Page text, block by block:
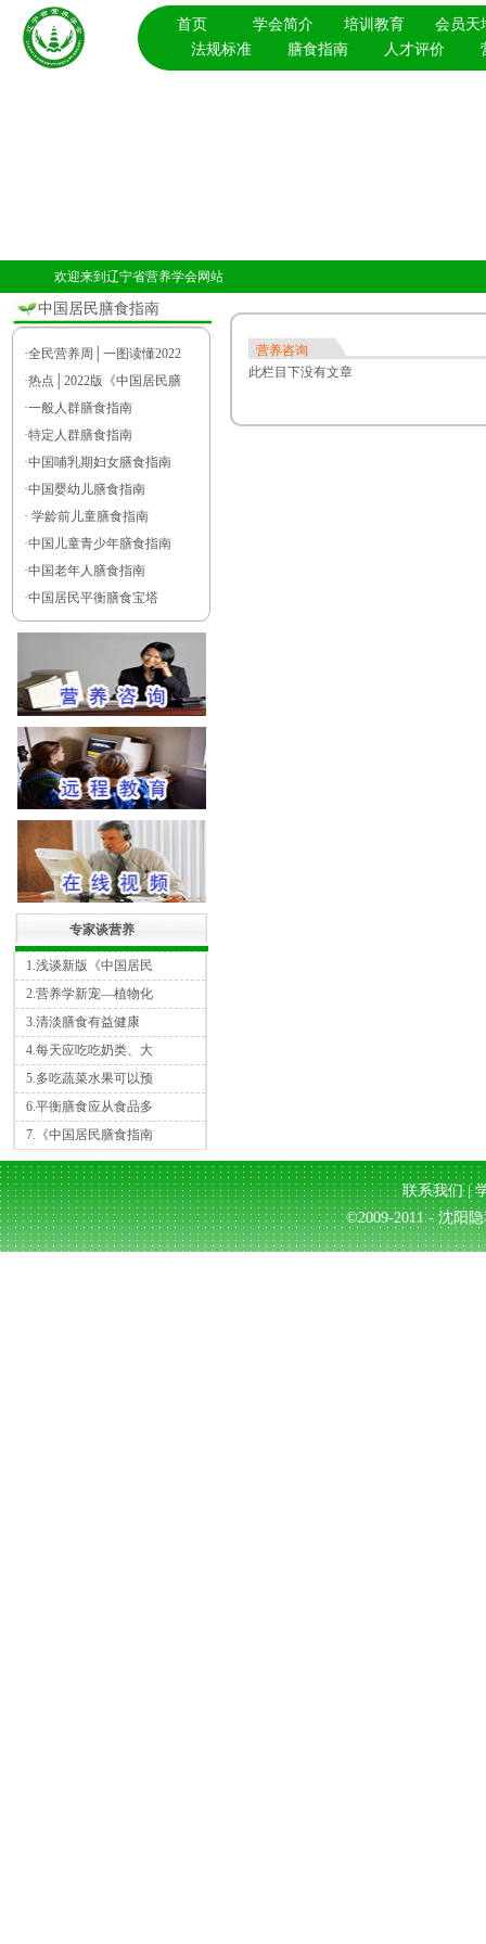
首页 学会简介 培训教育
会员天
法规标准
膳食指南 人才评价
欢迎来到辽宁省营养学会网站
中国居民膳食指南
·全民营养周│一图读懂2022
·热点│2022版《中国居民膳
·一般人群膳食指南
·特定人群膳食指南
·中国哺乳期妇女膳食指南
·中国婴幼儿膳食指南
· 学龄前儿童膳食指南
·中国儿童青少年膳食指南
·中国老年人膳食指南
·中国居民平衡膳食宝塔
专家谈营养
1.浅谈新版《中国居民
2.营养学新宠—植物化
3.清淡膳食有益健康
4.每天应吃吃奶类、大
5.多吃蔬菜水果可以预
6.平衡膳食应从食品多
7.《中国居民膳食指南
营养咨询
此栏目下没有文章
联系我们|
©2009-2011 - 沈阳